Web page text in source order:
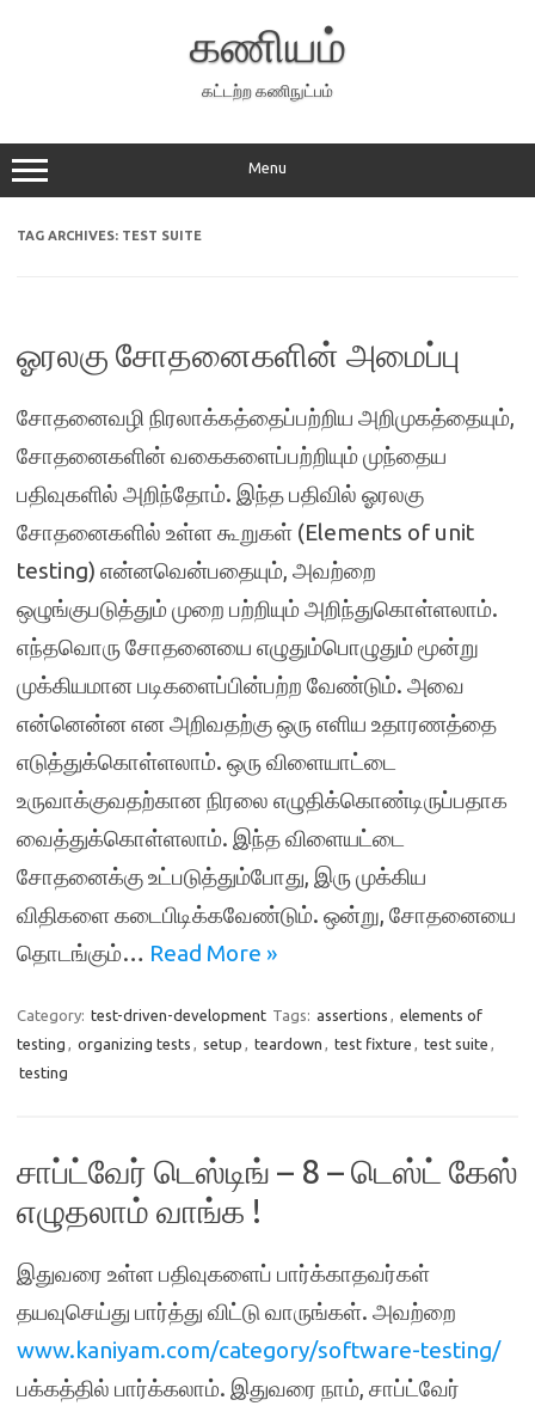
கணியம்
கட்டற்ற கணிநுட்பம்
Menu
TAG ARCHIVES: TEST SUITE
ஓரலகு சோதனைகளின் அமைப்பு
சோதனைவழி நிரலாக்கத்தைப்பற்றிய அறிமுகத்தையும்,
சோதனைகளின் வகைகளைப்பற்றியும் முந்தைய
பதிவுகளில் அறிந்தோம். இந்த பதிவில் ஓரலகு
சோதனைகளில் உள்ள கூறுகள் (Elements of unit
testing) என்னவென்பதையும், அவற்றை
ஒழுங்குபடுத்தும் முறை பற்றியும் அறிந்துகொள்ளலாம்.
எந்தவொரு சோதனையை எழுதும்பொழுதும் மூன்று
முக்கியமான படிகளைப்பின்பற்ற வேண்டும். அவை
என்னென்ன என அறிவதற்கு ஒரு எளிய உதாரணத்தை
எடுத்துக்கொள்ளலாம். ஒரு விளையாட்டை
உருவாக்குவதற்கான நிரலை எழுதிக்கொண்டிருப்பதாக
வைத்துக்கொள்ளலாம். இந்த விளையட்டை
சோதனைக்கு உட்படுத்தும்போது, இரு முக்கிய
விதிகளை கடைபிடிக்கவேண்டும். ஒன்று, சோதனையை
தொடங்கும்… Read More »
Category: test-driven-development Tags: assertions , elements of
testing , organizing tests , setup , teardown , test fixture , test suite ,
testing
சாப்ட்வேர் டெஸ்டிங் – 8 – டெஸ்ட் கேஸ்
எழுதலாம் வாங்க !
இதுவரை உள்ள பதிவுகளைப் பார்க்காதவர்கள்
தயவுசெய்து பார்த்து விட்டு வாருங்கள். அவற்றை
www.kaniyam.com/category/software-testing/
பக்கத்தில் பார்க்கலாம். இதுவரை நாம், சாப்ட்வேர்